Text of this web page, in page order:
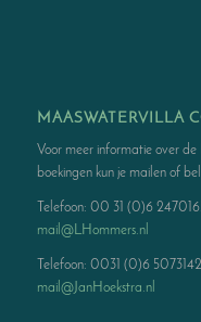
MAASWATERVILLA
Voor meer informatie over
boekingen kun je mailen of
Telefoon: 00 31 (0)6
mail@LHommers.nl
Telefoon: 0031 (0)6
mail@JanHoekstra.nl